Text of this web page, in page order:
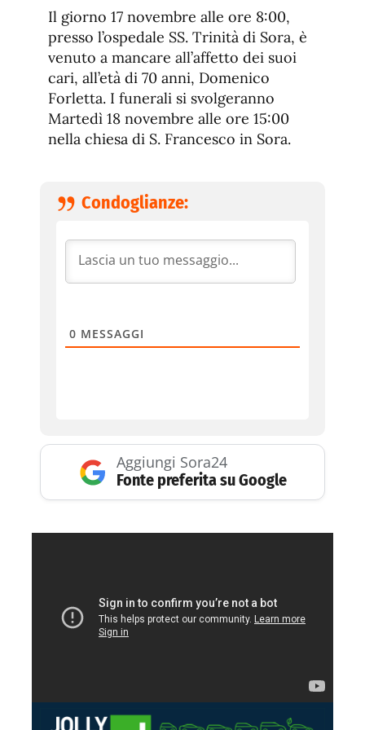
de
fuente
de
fuente.
Il giorno 17 novembre alle ore 8:00,
presso l’ospedale SS. Trinità di Sora, è
venuto a mancare all’affetto dei suoi
cari, all’età di 70 anni, Domenico
Forletta. I funerali si svolgeranno
Martedì 18 novembre alle ore 15:00
nella chiesa di S. Francesco in Sora.
Condoglianze:
0 MESSAGGI
Aggiungi Sora24
Fonte preferita su Google